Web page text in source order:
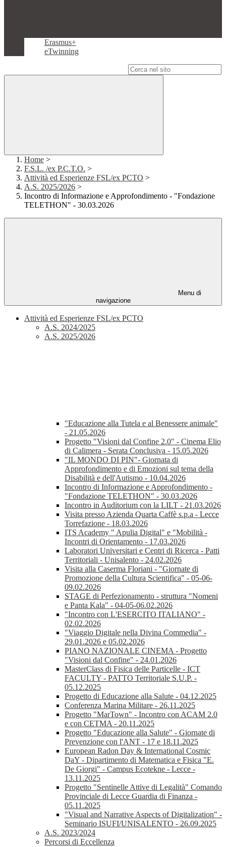
Erasmus+
eTwinning
Home >
F.S.L. /ex P.C.T.O. >
Attività ed Esperienze FSL/ex PCTO >
A.S. 2025/2026 >
Incontro di Informazione e Approfondimento - "Fondazione
TELETHON" - 30.03.2026
Menu di
navigazione
Attività ed Esperienze FSL/ex PCTO
A.S. 2024/2025
A.S. 2025/2026
"Educazione alla Tutela e al Benessere animale"
- 21.05.2026
Progetto "Visioni dal Confine 2.0" - Cinema Elio
di Calimera - Serata Conclusiva - 15.05.2026
"IL MONDO DI PIN"- Giornata di
Approfondimento e di Emozioni sul tema della
Disabilità e dell'Autismo - 10.04.2026
Incontro di Informazione e Approfondimento -
"Fondazione TELETHON" - 30.03.2026
Incontro in Auditorium con la LILT - 21.03.2026
Visita presso Azienda Quarta Caffè s.p.a - Lecce
Torrefazione - 18.03.2026
ITS Academy " Apulia Digital" e "Mobilità -
Incontri di Orientamento - 17.03.2026
Laboratori Universitari e Centri di Ricerca - Patti
Territoriali - Unisalento - 24.02.2026
Visita alla Caserma Floriani - "Giornate di
Promozione della Cultura Scientifica" - 05-06-
09.02.2026
STAGE di Perfezionamento - struttura "Nomeni
e Panta Kala" - 04-05-06.02.2026
"Incontro con L'ESERCITO ITALIANO" -
02.02.2026
"Viaggio Digitale nella Divina Commedia" -
29.01.2026 e 05.02.2026
PIANO NAZIONALE CINEMA - Progetto
"Visioni dal Confine" - 24.01.2026
MasterClass di Fisica delle Particelle - ICT
FACULTY - PATTO Territoriale S.U.P. -
05.12.2025
Progetto di Educazione alla Salute - 04.12.2025
Conferenza Marina Militare - 26.11.2025
Progetto "MarTown" - Incontro con ACAM 2.0
e con CETMA - 20.11.2025
Progetto "Educazione alla Salute" - Giornate di
Prevenzione con l'ANT - 17 e 18.11.2025
European Radon Day & International Cosmic
DaY - Dipartimento di Matematica e Fisica "E.
De Giorgi" - Campus Ecotekne - Lecce -
13.11.2025
Progetto "Sentinelle Attive di Legalità" Comando
Provinciale di Lecce Guardia di Finanza -
05.11.2025
"Visual and Narrative Aspects of Digitalization" -
Seminario ISUFI/UNISALENTO - 26.09.2025
A.S. 2023/2024
Percorsi di Eccellenza